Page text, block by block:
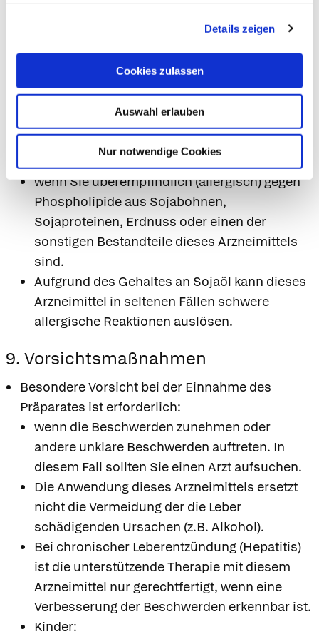
Details zeigen
Cookies zulassen
Auswahl erlauben
Nur notwendige Cookies
gleichzeitig solche Arzneimittel zur Hemmung
der Blutgerinnung einnehmen, sollten daher
Ihren Arzt informieren.
8. Gegenanzeigen
wenn Sie überempfindlich (allergisch) gegen
Phospholipide aus Sojabohnen,
Sojaproteinen, Erdnuss oder einen der
sonstigen Bestandteile dieses Arzneimittels
sind.
Aufgrund des Gehaltes an Sojaöl kann dieses
Arzneimittel in seltenen Fällen schwere
allergische Reaktionen auslösen.
9. Vorsichtsmaßnahmen
Besondere Vorsicht bei der Einnahme des
Präparates ist erforderlich:
wenn die Beschwerden zunehmen oder
andere unklare Beschwerden auftreten. In
diesem Fall sollten Sie einen Arzt aufsuchen.
Die Anwendung dieses Arzneimittels ersetzt
nicht die Vermeidung der die Leber
schädigenden Ursachen (z.B. Alkohol).
Bei chronischer Leberentzündung (Hepatitis)
ist die unterstützende Therapie mit diesem
Arzneimittel nur gerechtfertigt, wenn eine
Verbesserung der Beschwerden erkennbar ist.
Kinder: